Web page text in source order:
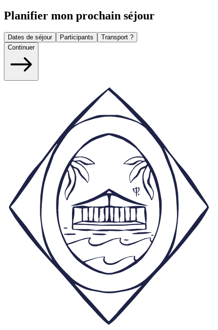
Planifier mon prochain séjour
Dates de séjour Participants
Transport ?
Continuer